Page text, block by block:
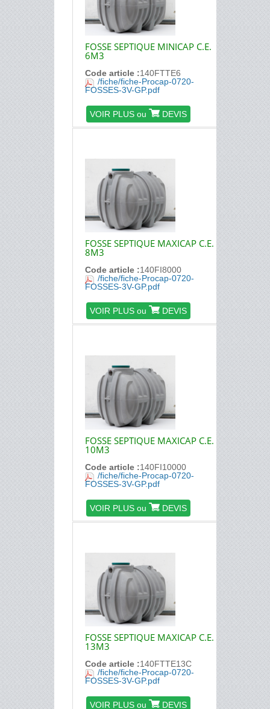
FOSSE SEPTIQUE MINICAP C.E.
6M3
Code article :140FTTE6
/fiche/fiche-Procap-0720-
FOSSES-3V-GP.pdf
VOIR PLUS ou DEVIS
FOSSE SEPTIQUE MAXICAP C.E.
8M3
Code article :140FI8000
/fiche/fiche-Procap-0720-
FOSSES-3V-GP.pdf
VOIR PLUS ou DEVIS
FOSSE SEPTIQUE MAXICAP C.E.
10M3
Code article :140FI10000
/fiche/fiche-Procap-0720-
FOSSES-3V-GP.pdf
VOIR PLUS ou DEVIS
FOSSE SEPTIQUE MAXICAP C.E.
13M3
Code article :140FTTE13C
/fiche/fiche-Procap-0720-
FOSSES-3V-GP.pdf
VOIR PLUS ou DEVIS